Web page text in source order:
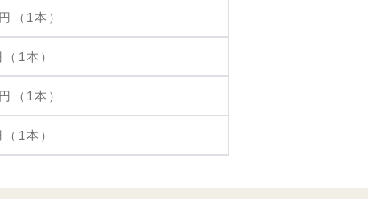
（1本）
1本）
（1本）
1本）